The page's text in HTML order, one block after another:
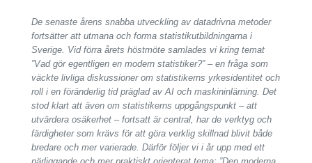
De senaste årens snabba utveckling av datadrivna metoder
fortsätter att utmana och forma statistikutbildningarna i
Sverige. Vid förra årets höstmöte samlades vi kring temat
”Vad gör egentligen en modern statistiker?” – en fråga som
väckte livliga diskussioner om statistikerns yrkesidentitet och
roll i en föränderlig tid präglad av AI och maskininlärning. Det
stod klart att även om statistikerns uppgångspunkt – att
utvärdera osäkerhet – fortsatt är central, har de verktyg och
färdigheter som krävs för att göra verklig skillnad blivit både
bredare och mer varierade. Därför följer vi i år upp med ett